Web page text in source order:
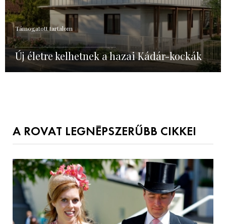
Támogatott tartalom
Új életre kelhetnek a hazai Kádár-kockák
A ROVAT LEGNÉPSZERŰBB CIKKEI